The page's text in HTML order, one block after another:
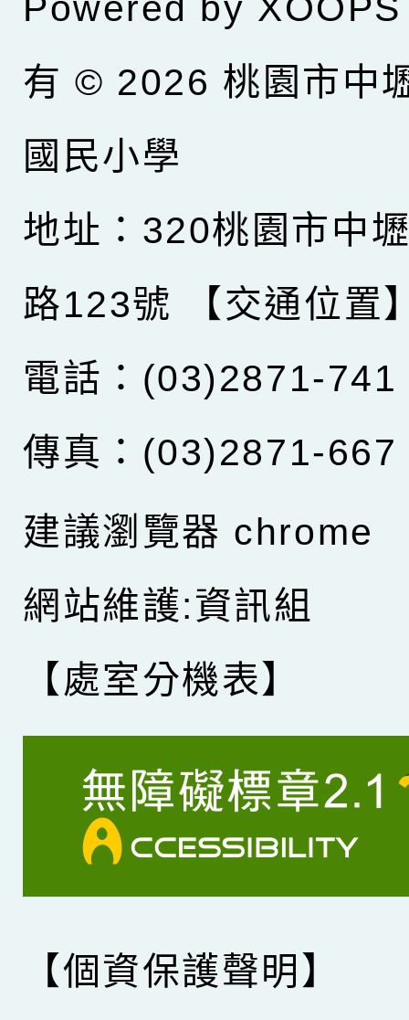
有 © 2026 桃園市中
國民小學
地址：320桃園市中
路123號
【交通位置
電話：(03)2871-741
傳真：(03)2871-667
建議瀏覽器 chrome
網站維護:資訊組
【處室分機表】
【個資保護聲明】